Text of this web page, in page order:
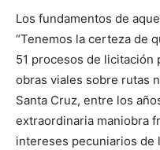
Los fundamentos de
“Tenemos la certeza de
51 procesos de licitación
obras viales sobre rutas
Santa Cruz, entre los
extraordinaria maniobra
intereses pecuniarios de